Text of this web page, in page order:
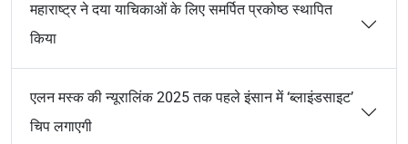
महाराष्ट्र ने दया याचिकाओं के लिए समर्पित प्रकोष्ठ स्थापित
किया
एलन मस्क की न्यूरालिंक 2025 तक पहले इंसान में ‘ब्लाइंडसाइट’
चिप लगाएगी